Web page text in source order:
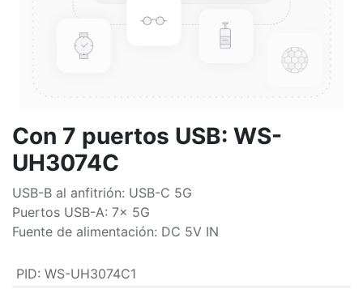
Con 7 puertos USB: WS-
UH3074C
USB-B al anfitrión: USB-C 5G
Puertos USB-A: 7x 5G
Fuente de alimentación: DC 5V IN
PID: WS-UH3074C1